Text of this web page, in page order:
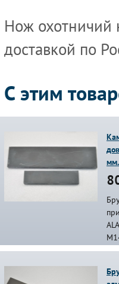
Нож охотничий
доставкой по
С этим